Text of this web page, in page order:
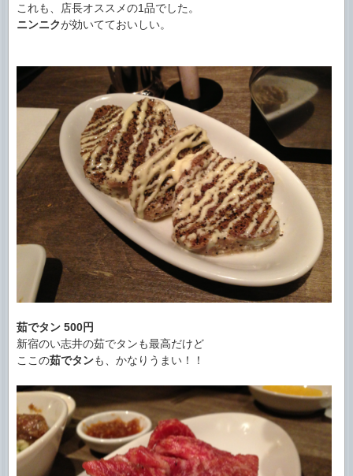
これも、店長オススメの1品でした。
ニンニクが効いてておいしい。
茹でタン 500円
新宿のい志井の茹でタンも最高だけど
ここの茹でタンも、かなりうまい！！